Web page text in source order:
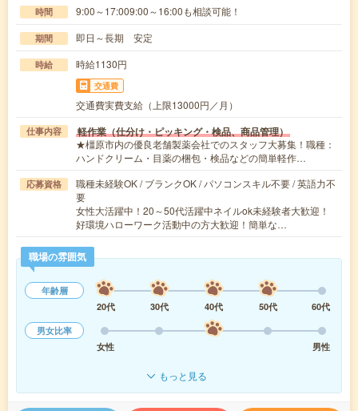
時間 9:00～17:009:00～16:00も相談可能！
期間 即日～長期 安定
時給 時給1130円
交通費
交通費実費支給（上限13000円／月）
仕事内容 軽作業（仕分け・ピッキング・検品、商品管理）
★橿原市内の優良老舗製薬会社でのスタッフ大募集！職種：
ハンドクリーム・目薬の梱包・検品などの簡単軽作…
応募資格
職種未経験OK / ブランクOK / パソコンスキル不要 / 英語力不
要
女性大活躍中！20～50代活躍中ネイルok未経験者大歓迎！
好環境ハローワーク活動中の方大歓迎！簡単な…
職場の雰囲気
年齢層
20代
30代 40代 50代
60代
男女比率
女性
男性
もっと見る